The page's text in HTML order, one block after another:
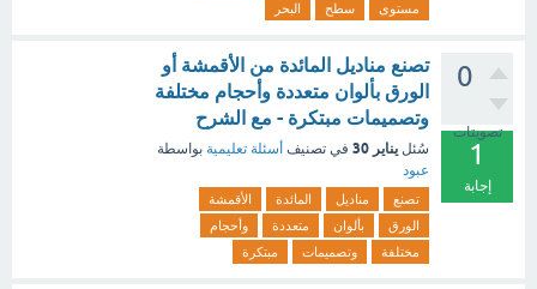
مستوى
سطح البحر
0
تصويتات
1
إجابة
تصنع مناديل المائدة من الأقمشة أو
الورق بألوان متعددة وأحجام مختلفة
وتصميمات مبتكرة - مع الشرح
سُئل يناير 30 في تصنيف أسئلة تعليمية بواسطة
عبود
تصنع مناديل المائدة
الأقمشة
الورق
بألوان متعددة
وأحجام
مختلفة
وتصميمات مبتكرة